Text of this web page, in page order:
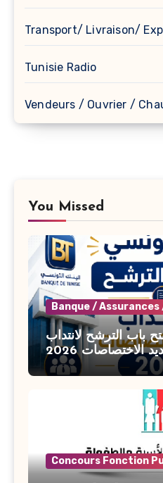
Transport/ Livraison/
Tunisie Radio
Vendeurs / Ouvrier /
You Missed
Banque /
باب الترشح لانتداب
عديد الاختصاصات 2026 / Concours BT
Banque de Tunisie
Concours Fonction